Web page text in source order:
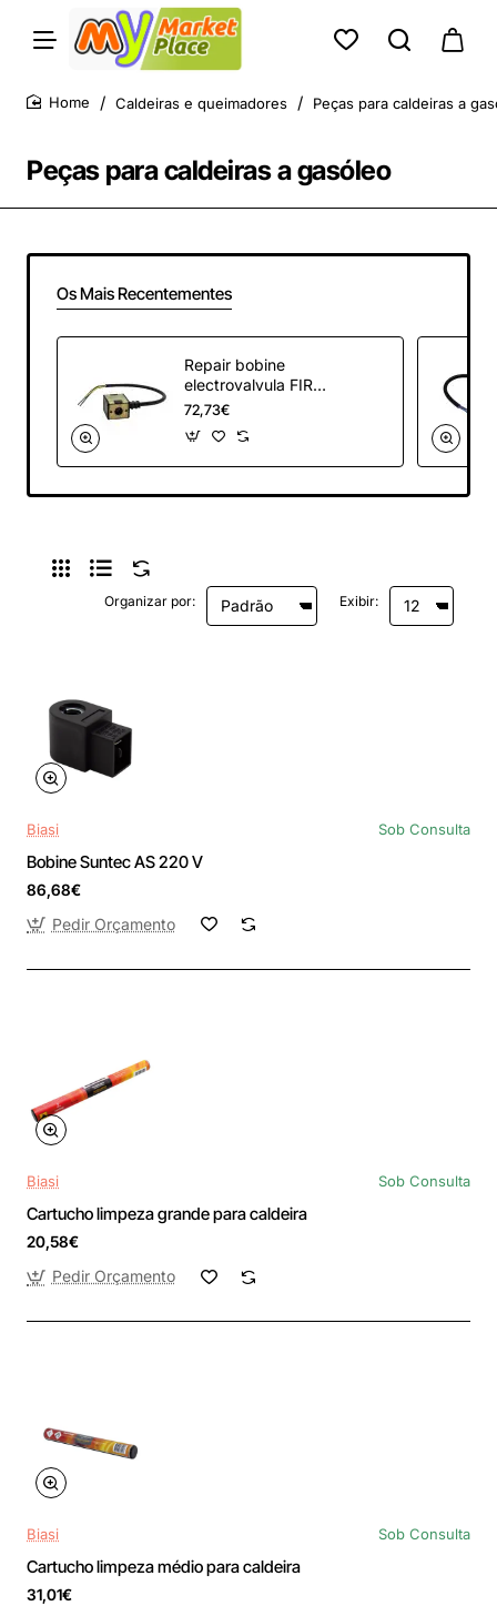
Peças para caldeiras a gasóleo
Caldeiras e queimadores Peças para caldeiras a
Os Mais Recentementes
Repair bobine
electrovalvula FIRE
Lamb.
72,73€
Organizar por: Exibir:
Biasi Sob Consulta
Bobine Suntec AS 220 V
86,68€
Pedir Orçamento
Biasi Sob Consulta
Cartucho limpeza grande para caldeira
20,58€
Pedir Orçamento
Biasi Sob Consulta
Cartucho limpeza médio para caldeira
31,01€